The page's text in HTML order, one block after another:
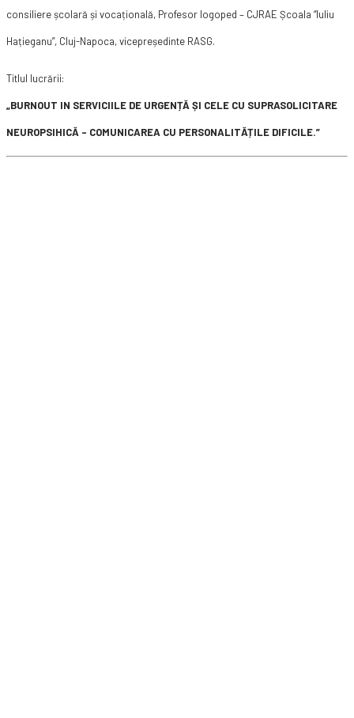
consiliere școlară și vocațională, Profesor logoped – CJRAE Școala “Iuliu
Hațieganu”, Cluj-Napoca, vicepreședinte RASG.
Titlul lucrării:
„BURNOUT IN SERVICIILE DE URGENȚĂ ȘI CELE CU SUPRASOLICITARE
NEUROPSIHICĂ – COMUNICAREA CU PERSONALITĂȚILE DIFICILE.”